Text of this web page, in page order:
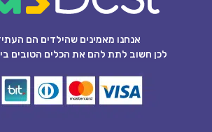
אנחנו מאמינים שהילדים הם
לכן חשוב לתת להם את הכלים הטובים